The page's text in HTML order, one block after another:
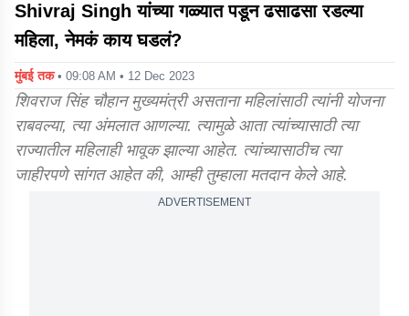
Shivraj Singh यांच्या गळ्यात पडून ढसाढसा रडल्या
महिला, नेमकं काय घडलं?
मुंबई तक • 09:08 AM • 12 Dec 2023
शिवराज सिंह चौहान मुख्यमंत्री असताना महिलांसाठी त्यांनी योजना
राबवल्या, त्या अंमलात आणल्या. त्यामुळे आता त्यांच्यासाठी त्या
राज्यातील महिलाही भावूक झाल्या आहेत. त्यांच्यासाठीच त्या
जाहीरपणे सांगत आहेत की, आम्ही तुम्हाला मतदान केले आहे.
ADVERTISEMENT